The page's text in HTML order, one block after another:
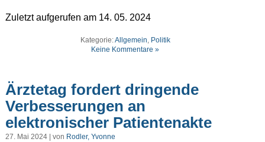
Zuletzt aufgerufen am 14. 05. 2024
Kategorie:Allgemein, Politik
Keine Kommentare »
Ärztetag fordert dringende
Verbesserungen an
elektronischer Patientenakte
27. Mai 2024 | von Rodler, Yvonne